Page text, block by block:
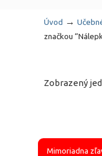
Úvod →
značkou
Zobrazený
Mimoriadna